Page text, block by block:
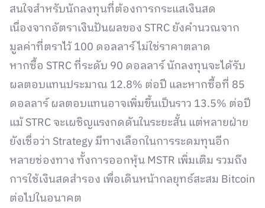
สนใจสำหรับนักลงทุนที่ต้องการกระแสเงินสด
เนื่องจากอัตราเงินปันผลของ STRC ยังคำนวณจาก
มูลค่าที่ตราไว้ 100 ดอลลาร์ ไม่ใช่ราคาตลาด
หากซื้อ STRC ที่ระดับ 90 ดอลลาร์ นักลงทุนจะได้รับ
ผลตอบแทนประมาณ 12.8% ต่อปี และหากซื้อที่ 85
ดอลลาร์ ผลตอบแทนอาจเพิ่มขึ้นเป็นราว 13.5% ต่อปี
แม้ STRC จะเผชิญแรงกดดันในระยะสั้น แต่หลายฝ่าย
ยังเชื่อว่า Strategy มีทางเลือกในการระดมทุนอีก
หลายช่องทาง ทั้งการออกหุ้น MSTR เพิ่มเติม รวมถึง
การใช้เงินสดสำรอง เพื่อเดินหน้ากลยุทธ์สะสม Bitcoin
ต่อไปในอนาคต